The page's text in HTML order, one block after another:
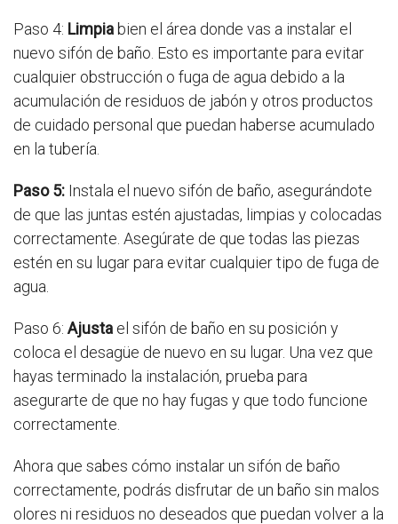
Paso 4: Limpia bien el área donde vas a instalar el
nuevo sifón de baño. Esto es importante para evitar
cualquier obstrucción o fuga de agua debido a la
acumulación de residuos de jabón y otros productos
de cuidado personal que puedan haberse acumulado
en la tubería.
Paso 5: Instala el nuevo sifón de baño, asegurándote
de que las juntas estén ajustadas, limpias y colocadas
correctamente. Asegúrate de que todas las piezas
estén en su lugar para evitar cualquier tipo de fuga de
agua.
Paso 6: Ajusta el sifón de baño en su posición y
coloca el desagüe de nuevo en su lugar. Una vez que
hayas terminado la instalación, prueba para
asegurarte de que no hay fugas y que todo funcione
correctamente.
Ahora que sabes cómo instalar un sifón de baño
correctamente, podrás disfrutar de un baño sin malos
olores ni residuos no deseados que puedan volver a la